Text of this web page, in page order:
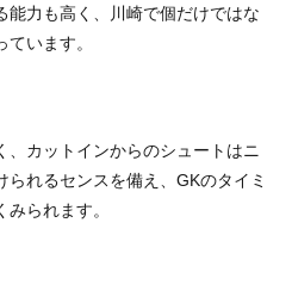
能力も高く、川崎で個だけではな
います。
、カットインからのシュートはニ
れるセンスを備え、GKのタイミ
られます。